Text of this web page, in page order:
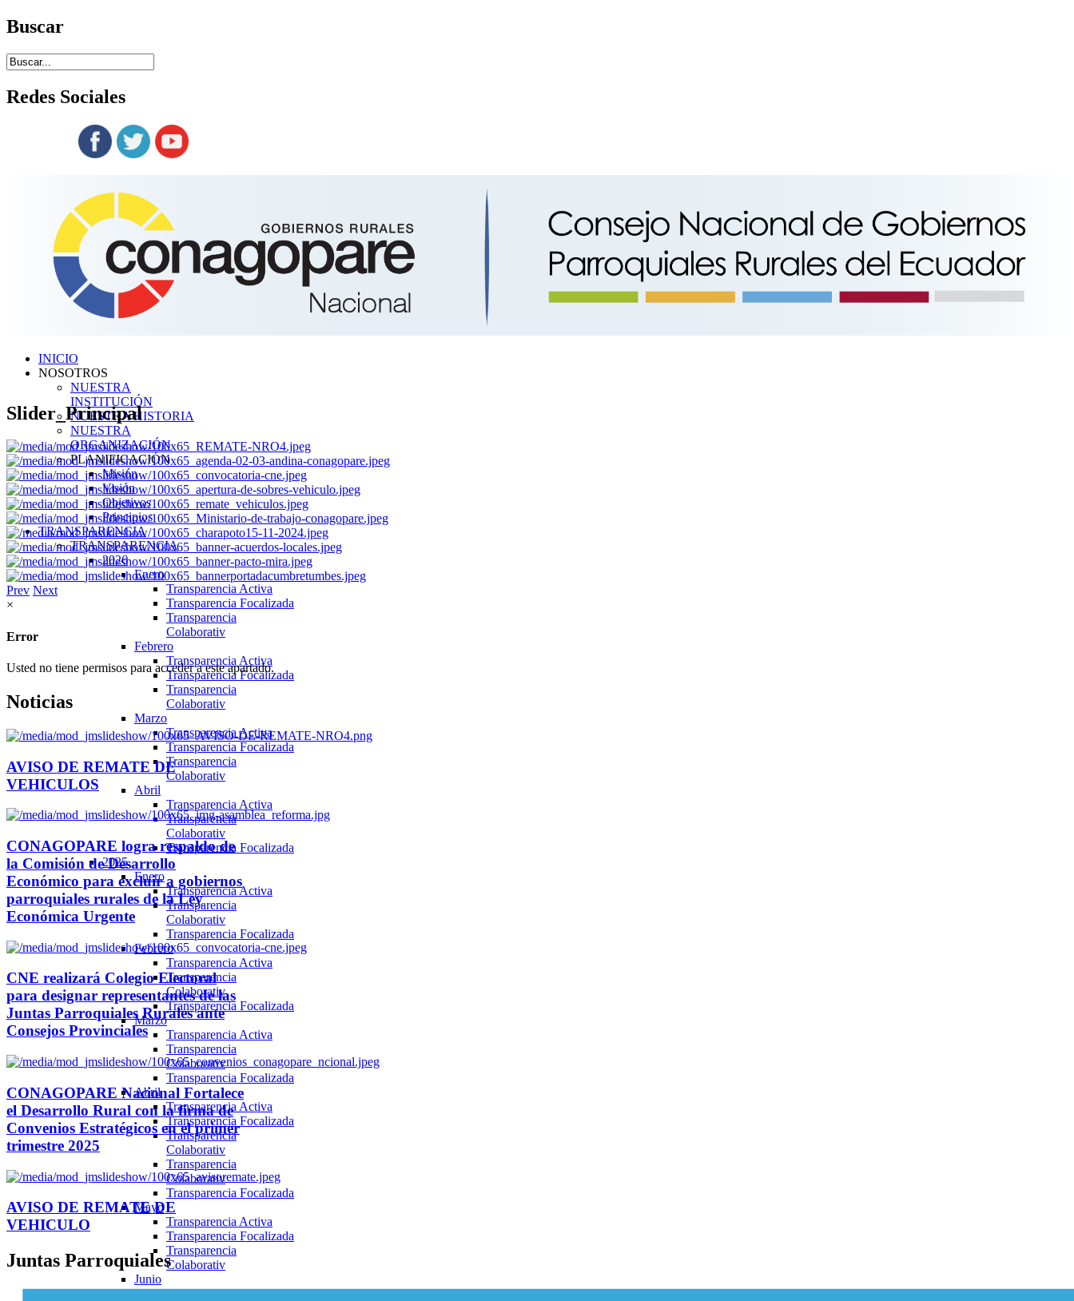
Buscar
Redes Sociales
INICIO
NOSOTROS
NUESTRA
INSTITUCIÓN
NUESTRA HISTORIA
NUESTRA
ORGANIZACIÓN
PLANIFICACIÓN
Misión
Visión
Objetivos
Principios
TRANSPARENCIA
TRANSPARENCIA
2026
Enero
Transparencia Activa
Transparencia Focalizada
Transparencia
Colaborativ
Febrero
Transparencia Activa
Transparencia Focalizada
Transparencia
Colaborativ
Marzo
Transparencia Activa
Transparencia Focalizada
Transparencia
Colaborativ
Abril
Transparencia Activa
Transparencia
Colaborativ
Transparencia Focalizada
2025
Enero
Transparencia Activa
Transparencia
Colaborativ
Transparencia Focalizada
Febrero
Transparencia Activa
Transparencia
Colaborativ
Transparencia Focalizada
Marzo
Transparencia Activa
Transparencia
Colaborativ
Transparencia Focalizada
Abril
Transparencia Activa
Transparencia Focalizada
Transparencia
Colaborativ
Transparencia
Colaborativ
Transparencia Focalizada
Mayo
Transparencia Activa
Transparencia Focalizada
Transparencia
Colaborativ
Junio
Transparencia Activa
Slider_Principal
Prev Next
×
Error
Usted no tiene permisos para acceder a este apartado.
Noticias
AVISO DE REMATE DE
VEHICULOS
CONAGOPARE logra respaldo de
la Comisión de Desarrollo
Económico para excluir a gobiernos
parroquiales rurales de la Ley
Económica Urgente
CNE realizará Colegio Electoral
para designar representantes de las
Juntas Parroquiales Rurales ante
Consejos Provinciales
CONAGOPARE Nacional Fortalece
el Desarrollo Rural con la firma de
Convenios Estratégicos en el primer
trimestre 2025
AVISO DE REMATE DE
VEHICULO
Juntas Parroquiales